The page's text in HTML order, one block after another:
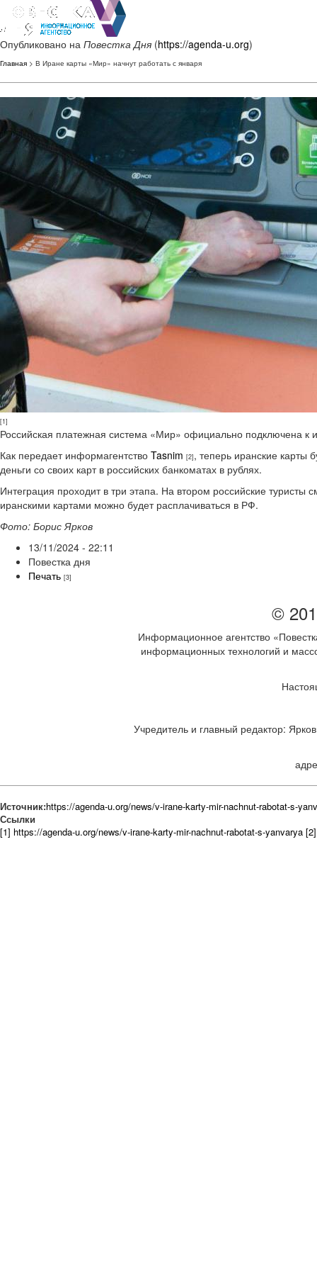
Опубликовано на Повестка Дня (https://agenda-u.org)
Главная > В Иране карты «Мир» начнут работать с января
[1]
Российская платежная система «Мир» официально подключена к
Как передает информагентство Tasnim [2], теперь иранские карты
деньги со своих карт в российских банкоматах в рублях.
Интеграция проходит в три этапа. На втором российские
иранскими картами можно будет расплачиваться в РФ.
Фото: Борис Ярков
13/11/2024 - 22:11
Повестка дня
Печать [3]
©
Информационное агентство
информационных технологий и
Учредитель и главный редактор:
Источник:https://agenda-u.org/news/v-irane-karty-mir-nachnut-rabotat-s-
Ссылки
[1] https://agenda-u.org/news/v-irane-karty-mir-nachnut-rabotat-s-yanvarya